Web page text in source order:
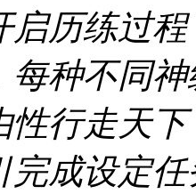
启历练过
每种不同
性行走天
完成设定